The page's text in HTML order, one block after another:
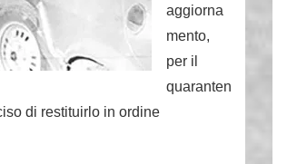
aggiorna
mento,
per il
quaranten
di restituirlo in ordine